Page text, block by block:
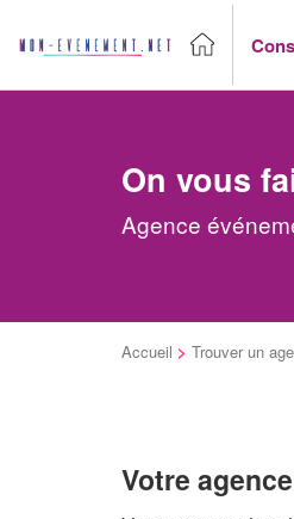
On vous
Agence
Accueil > Trouver un
Votre